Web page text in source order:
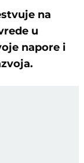
na
u
napore i